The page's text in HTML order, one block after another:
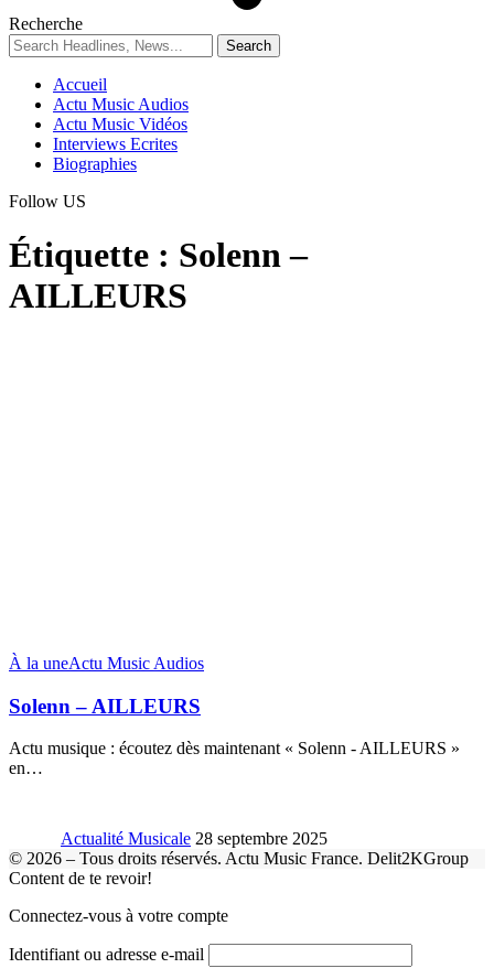
Recherche
Accueil
Actu Music Audios
Actu Music Vidéos
Interviews Ecrites
Biographies
Follow US
Étiquette : Solenn –
AILLEURS
À la uneActu Music Audios
Solenn – AILLEURS
Actu musique : écoutez dès maintenant « Solenn - AILLEURS »
en…
Actualité Musicale 28 septembre 2025
© 2026 – Tous droits réservés. Actu Music France. Delit2KGroup
Content de te revoir!
Connectez-vous à votre compte
Identifiant ou adresse e-mail